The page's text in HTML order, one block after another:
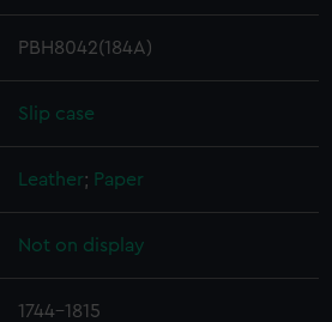
PBH8042(184A)
Slip case
Leather; Paper
Not on display
1744-1815